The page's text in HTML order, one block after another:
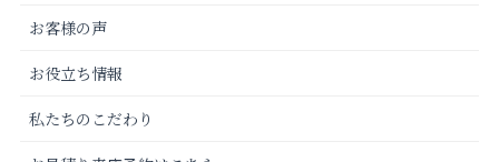
お客様の声
お役立ち情報
私たちのこだわり